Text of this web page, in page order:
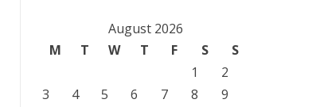
August 2026
M
T W T F S
S
1
2
3
4 5 6 7 8
9